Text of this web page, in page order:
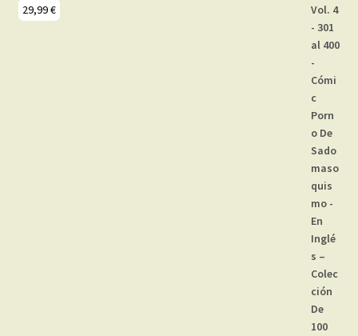
29,99€